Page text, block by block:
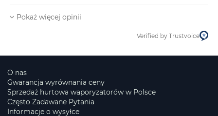
Pokaż więcej opinii
Verified by Trustvoice
O nas
Gwarancja wyrównania ceny
Sprzedaż hurtowa waporyzatorów w Polsce
Często Zadawane Pytania
Informacje o wysyłce